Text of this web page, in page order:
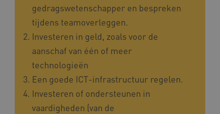
gedragswetenschapper en bespreken
tijdens teamoverleggen.
Investeren in geld, zoals voor de
aanschaf van één of meer
technologieën
Een goede ICT-infrastructuur regelen.
Investeren of ondersteunen in
vaardigheden (van de
vuid
Vimeo.com Inc.
YSC
.youtube.com